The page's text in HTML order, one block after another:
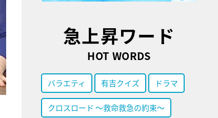
急上昇ワード
HOT WORDS
バラエティ 有吉クイズ ドラマ
クロスロード ～救命救急の約束～